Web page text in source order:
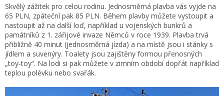
Skvělý zážitek pro celou rodinu. Jednosměrná plavba vás vyjde na
65 PLN, zpáteční pak 85 PLN. Během plavby můžete vystoupit a
nastoupit až na další loď, například u vojenských bunkrů a
památníků z 1. zářijové invaze Němců v roce 1939. Plavba trvá
přibližně 40 minut (jednosměrná jízda) a na místě jsou i stánky s
jídlem a suvenýry. Toalety jsou zajištěny formou přenosných
„toy-toy“. Na lodi si pak můžete v zimním období dopřát například
teplou polévku nebo svařák.